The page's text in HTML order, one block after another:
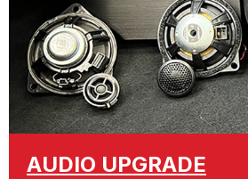
AUDIO UPGRADE